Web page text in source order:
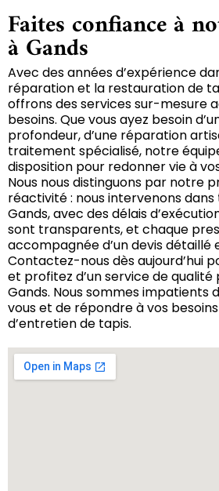
Faites confiance à
à Gands
Avec des années d’expérience
réparation et la restauration de
offrons des services sur-mesure
besoins. Que vous ayez besoin
profondeur, d’une réparation
traitement spécialisé, notre
disposition pour redonner vie à
Nous nous distinguons par notre
réactivité : nous intervenons
Gands, avec des délais
sont transparents, et chaque
accompagnée d’un devis détaillé
Contactez-nous dès aujourd’hui
et profitez d’un service de
Gands. Nous sommes impatients
vous et de répondre à vos
d’entretien de tapis.